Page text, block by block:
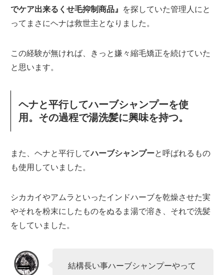
でケア出来るくせ毛抑制商品』
を探していた管理人にと
ってまさにヘナは救世主となりました。
この経験が無ければ、きっと嫌々縮毛矯正を続けていた
と思います。
ヘナと平行してハーブシャンプーを使
用。その過程で湯洗髪に興味を持つ。
また、ヘナと平行してハーブシャンプーと呼ばれるもの
も使用していました。
シカカイやアムラといったインドハーブを乾燥させた実
やそれを粉末にしたものをぬるま湯で溶き、それで洗髪
をしていました。
結構長い事ハーブシャンプーやって